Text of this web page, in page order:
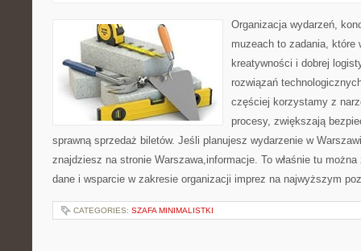
Organizacja wydarzeń,
muzeach to zadania, które
kreatywności i dobrej
rozwiązań
częściej korzystamy z
procesy, zwiększają
sprawną sprzedaż biletów. Jeśli planujesz wydarzenie w
znajdziesz na stronie Warszawa,informacje. To właśnie tu
dane i wsparcie w zakresie organizacji imprez na najwyższym
CATEGORIES: SZAFA MINIMALISTKI